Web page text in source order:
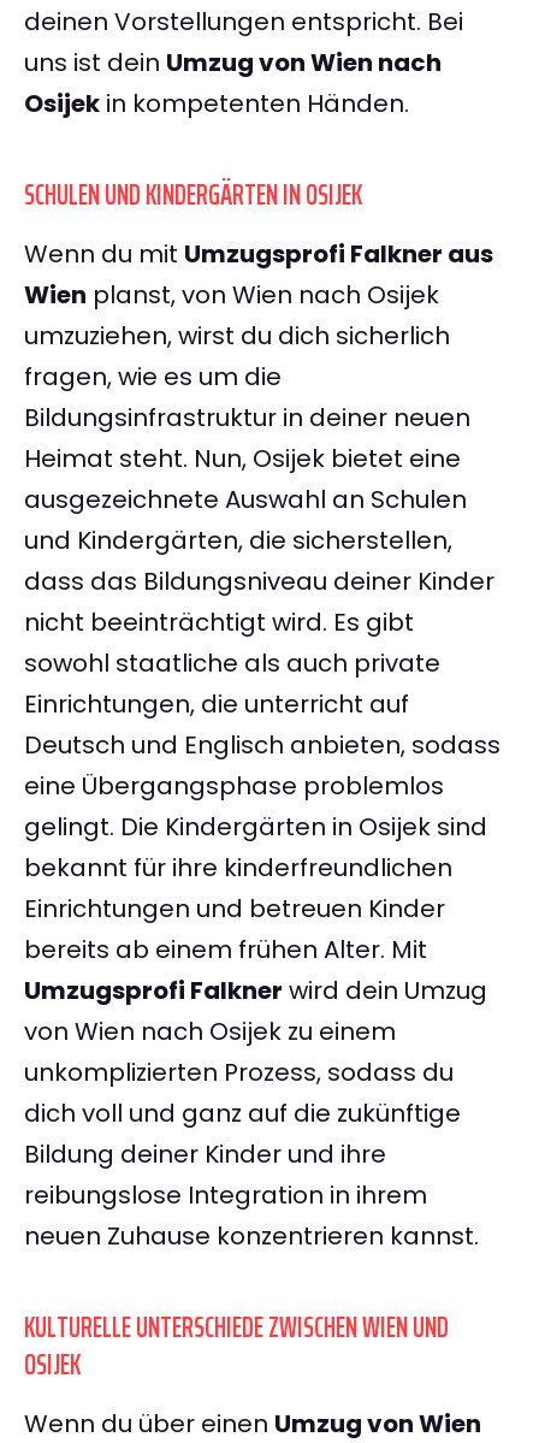
deinen Vorstellungen entspricht. Bei
uns ist dein Umzug von Wien nach
Osijek in kompetenten Händen.
SCHULEN UND KINDERGÄRTEN IN OSIJEK
Wenn du mit Umzugsprofi Falkner aus
Wien planst, von Wien nach Osijek
umzuziehen, wirst du dich sicherlich
fragen, wie es um die
Bildungsinfrastruktur in deiner neuen
Heimat steht. Nun, Osijek bietet eine
ausgezeichnete Auswahl an Schulen
und Kindergärten, die sicherstellen,
dass das Bildungsniveau deiner Kinder
nicht beeinträchtigt wird. Es gibt
sowohl staatliche als auch private
Einrichtungen, die unterricht auf
Deutsch und Englisch anbieten, sodass
eine Übergangsphase problemlos
gelingt. Die Kindergärten in Osijek sind
bekannt für ihre kinderfreundlichen
Einrichtungen und betreuen Kinder
bereits ab einem frühen Alter. Mit
Umzugsprofi Falkner wird dein Umzug
von Wien nach Osijek zu einem
unkomplizierten Prozess, sodass du
dich voll und ganz auf die zukünftige
Bildung deiner Kinder und ihre
reibungslose Integration in ihrem
neuen Zuhause konzentrieren kannst.
KULTURELLE UNTERSCHIEDE ZWISCHEN WIEN UND
OSIJEK
Wenn du über einen Umzug von Wien